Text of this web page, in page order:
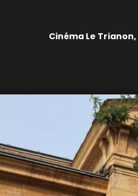
Cinéma Le Trianon,